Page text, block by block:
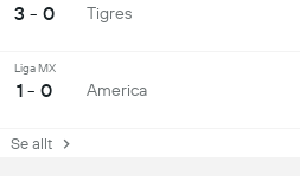
3 - 0 Tigres
Liga MX
1 - 0 America
Se allt